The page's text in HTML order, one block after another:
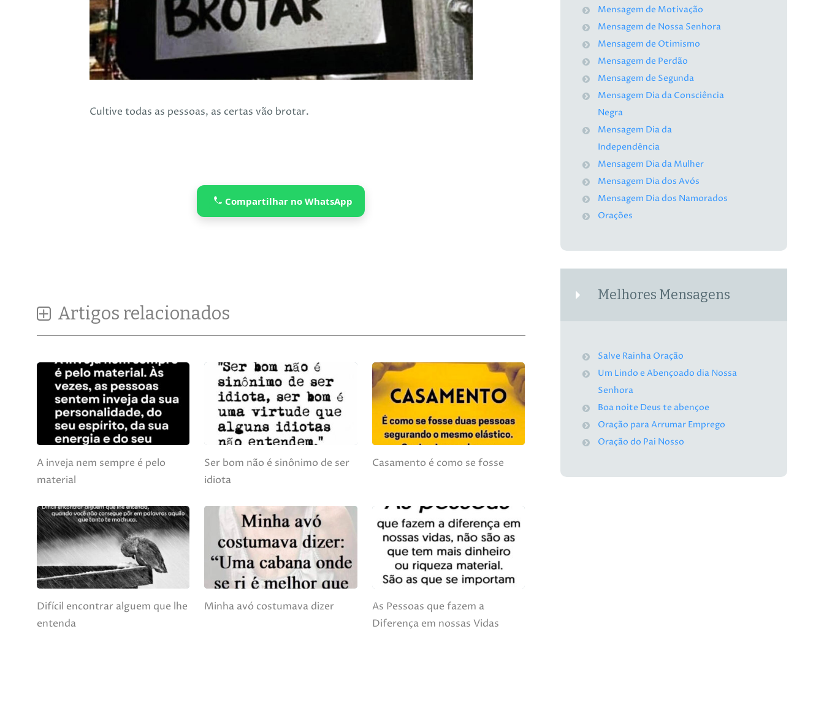
Cultive todas as pessoas, as certas vão brotar.
Compartilhar no WhatsApp
Artigos relacionados
A inveja nem sempre é pelo
material
Ser bom não é sinônimo de ser
idiota
Casamento é como se fosse
Difícil encontrar alguem que lhe
entenda
Minha avó costumava dizer
As Pessoas que fazem a
Diferença em nossas Vidas
Mensagem de Motivação
Mensagem de Nossa Senhora
Mensagem de Otimismo
Mensagem de Perdão
Mensagem de Segunda
Mensagem Dia da Consciência
Negra
Mensagem Dia da
Independência
Mensagem Dia da Mulher
Mensagem Dia dos Avós
Mensagem Dia dos Namorados
Orações
Melhores Mensagens
Salve Rainha Oração
Um Lindo e Abençoado dia Nossa
Senhora
Boa noite Deus te abençoe
Oração para Arrumar Emprego
Oração do Pai Nosso